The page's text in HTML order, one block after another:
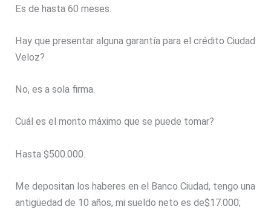
Es de hasta 60 meses.
Hay que presentar alguna garantía para el crédito Ciudad
Veloz?
No, es a sola firma.
Cuál es el monto máximo que se puede tomar?
Hasta $500.000.
Me depositan los haberes en el Banco Ciudad, tengo una
antigüedad de 10 años, mi sueldo neto es de$17.000;